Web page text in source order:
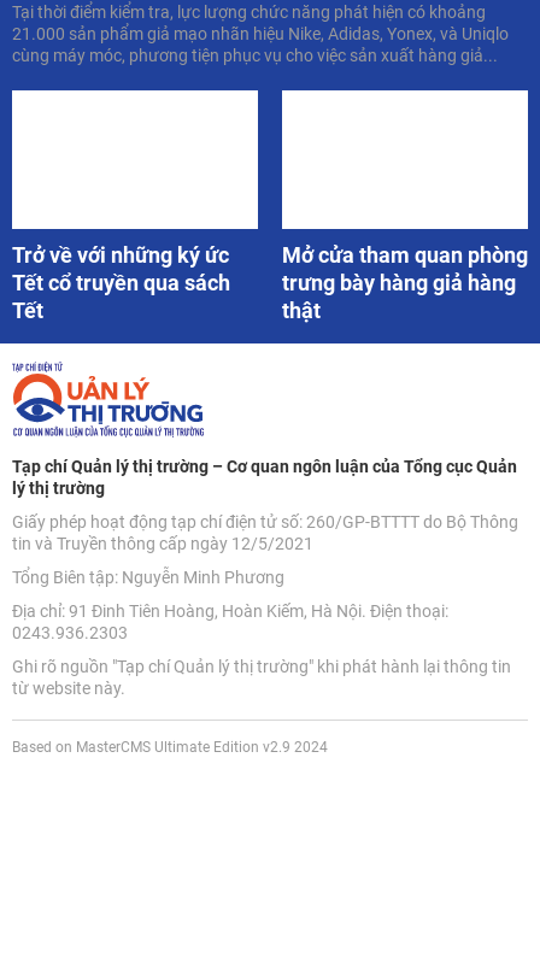
Tại thời điểm kiểm tra, lực lượng chức năng phát hiện có khoảng
21.000 sản phẩm giả mạo nhãn hiệu Nike, Adidas, Yonex, và Uniqlo
cùng máy móc, phương tiện phục vụ cho việc sản xuất hàng giả...
Trở về với những ký ức
Tết cổ truyền qua sách
Tết
Mở cửa tham quan phòng
trưng bày hàng giả hàng
thật
Tạp chí Quản lý thị trường – Cơ quan ngôn luận của Tổng cục Quản
lý thị trường
Giấy phép hoạt động tạp chí điện tử số: 260/GP-BTTTT do Bộ Thông
tin và Truyền thông cấp ngày 12/5/2021
Tổng Biên tập: Nguyễn Minh Phương
Địa chỉ: 91 Đinh Tiên Hoàng, Hoàn Kiếm, Hà Nội. Điện thoại:
0243.936.2303
Ghi rõ nguồn "Tạp chí Quản lý thị trường" khi phát hành lại thông tin
từ website này.
Based on MasterCMS Ultimate Edition v2.9 2024